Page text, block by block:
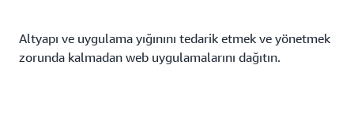
Altyapı ve uygulama yığınını tedarik etmek ve yönetmek
zorunda kalmadan web uygulamalarını dağıtın.